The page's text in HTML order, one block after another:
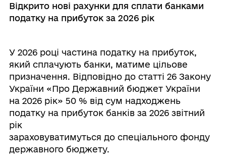
Відкрито нові рахунки для сплати банками
податку на прибуток за 2026 рік
У 2026 році частина податку на прибуток,
який сплачують банки, матиме цільове
призначення. Відповідно до статті 26 Закону
України «Про Державний бюджет України
на 2026 рік» 50 % від сум надходжень
податку на прибуток банків за 2026 звітний
рік
зараховуватимуться до спеціального фонду
державного бюджету.